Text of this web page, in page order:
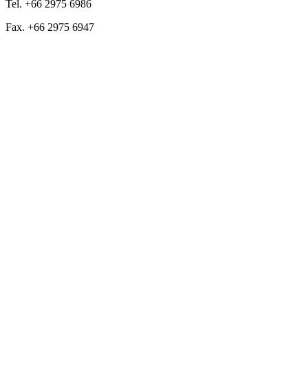
Tel. +66 2975 6986
Fax. +66 2975 6947